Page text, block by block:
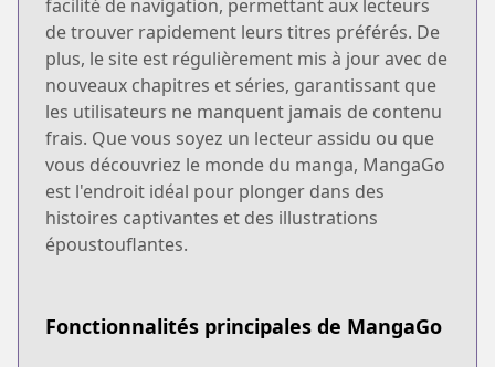
facilité de navigation, permettant aux lecteurs
de trouver rapidement leurs titres préférés. De
plus, le site est régulièrement mis à jour avec de
nouveaux chapitres et séries, garantissant que
les utilisateurs ne manquent jamais de contenu
frais. Que vous soyez un lecteur assidu ou que
vous découvriez le monde du manga, MangaGo
est l'endroit idéal pour plonger dans des
histoires captivantes et des illustrations
époustouflantes.
Fonctionnalités principales de MangaGo